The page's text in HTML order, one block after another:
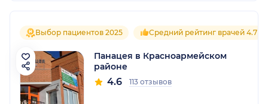
Выбор пациентов 2025 Средний рейтинг врачей 4.7
Панацея в Красноармейском
районе
4.6 113 отзывов